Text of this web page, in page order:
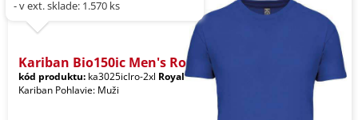
- v ext. sklade: 1.570 ks
Kariban Bio150ic Men's Ro
kód produktu: ka3025iclro-2xl Royal
Kariban Pohlavie: Muži